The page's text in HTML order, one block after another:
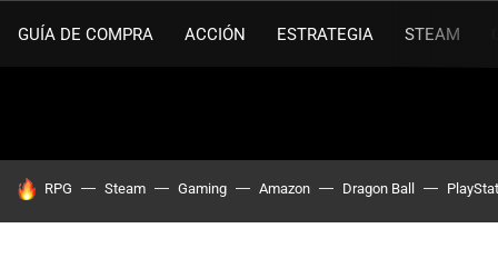
GUÍA DE COMPRA ACCIÓN ESTRATEGIA STEAM
HOY SE HABLA DE
RPG Steam Gaming Amazon Dragon Ball